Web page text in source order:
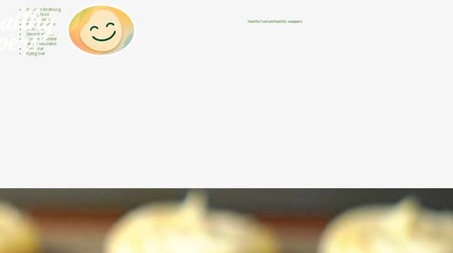
Gesunde Ernährung
Healthy food
Comida sana
Nourriture saine
Cibo sano
Gezond voedsel
Comida saudável
Menjar saludable
Sunn mat
Nyttig mat
Healthy food and healthy swappers